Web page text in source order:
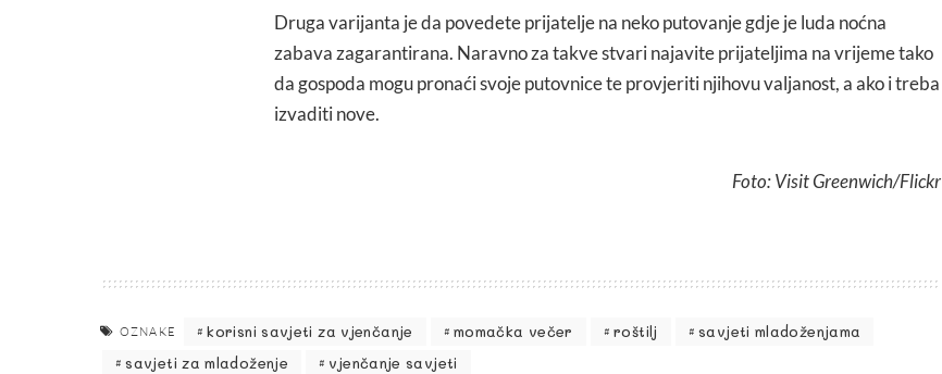
Druga varijanta je da povedete prijatelje na neko putovanje gdje je luda noćna
zabava zagarantirana. Naravno za takve stvari najavite prijateljima na vrijeme tako
da gospoda mogu pronaći svoje putovnice te provjeriti njihovu valjanost, a ako i treba
izvaditi nove.
Foto: Visit Greenwich/Flickr
OZNAKE korisni savjeti za vjenčanje momačka večer roštilj
savjeti mladoženjama
savjeti za mladoženje
vjenčanje savjeti